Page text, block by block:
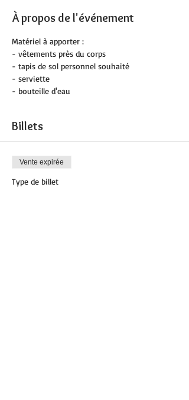
À propos de l'événement
Matériel à apporter :
- vêtements près du corps
- tapis de sol personnel souhaité
- serviette
- bouteille d'eau
Billets
Vente expirée
Type de billet